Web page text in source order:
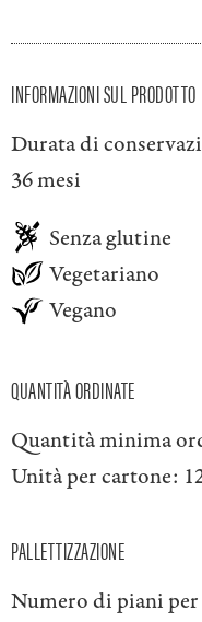
INFORMAZIONI SUL PRODOTTO
Durata di
36 mesi
Senza glutine
Vegetariano
Vegano
QUANTITÀ ORDINATE
Quantità minima
Unità per cartone:
PALLETTIZZAZIONE
Numero di piani